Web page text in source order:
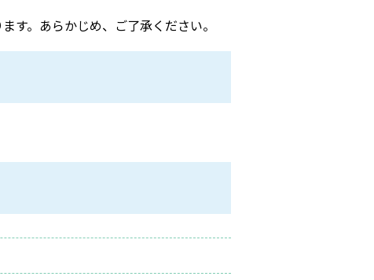
す。あらかじめ、ご了承ください。